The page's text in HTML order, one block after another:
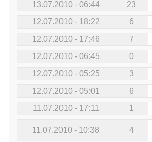
13.07.2010 - 06:44
23
12.07.2010 - 18:22
6
12.07.2010 - 17:46
7
12.07.2010 - 06:45
0
12.07.2010 - 05:25
3
12.07.2010 - 05:01
6
11.07.2010 - 17:11
1
11.07.2010 - 10:38 4